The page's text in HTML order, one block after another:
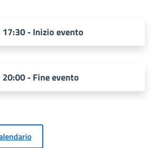
17:30 - Inizio evento
20:00 - Fine evento